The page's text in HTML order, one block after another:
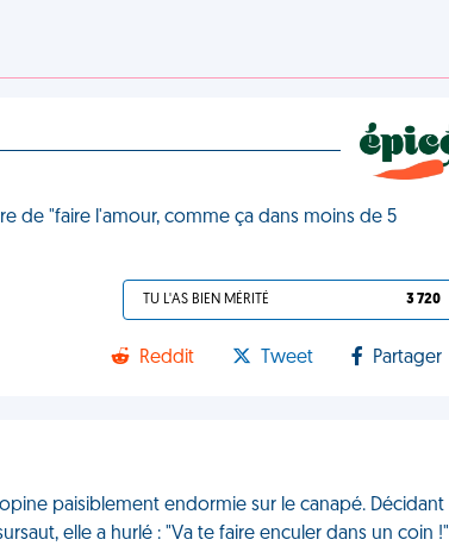
de "faire l'amour, comme ça dans moins de 5
TU L'AS BIEN MÉRITÉ 3 720
Reddit Tweet Partager
paisiblement endormie sur le canapé. Décidant
elle a hurlé : "Va te faire enculer dans un coin !"